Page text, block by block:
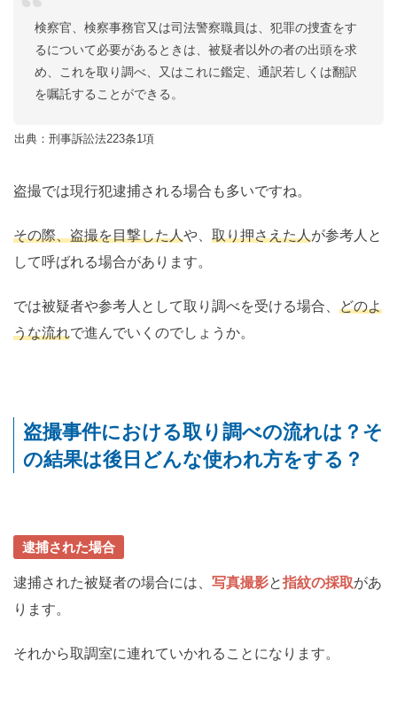
検察官、検察事務官又は司法警察職員は、犯罪の捜査をす
るについて必要があるときは、被疑者以外の者の出頭を求
め、これを取り調べ、又はこれに鑑定、通訳若しくは翻訳
を嘱託することができる。
出典：刑事訴訟法223条1項
盗撮では現行犯逮捕される場合も多いですね。
その際、盗撮を目撃した人や、 取り押さえた人が参考人と
して呼ばれる場合があります。
では被疑者や参考人として取り調べを受ける場合、 どのよ
うな流れで進んでいくのでしょうか。
盗撮事件における取り調べの流れは？そ
の結果は後日どんな使われ方をする？
逮捕された場合
逮捕された被疑者の場合には、 写真撮影と指紋の採取があ
ります。
それから取調室に連れていかれることになります。